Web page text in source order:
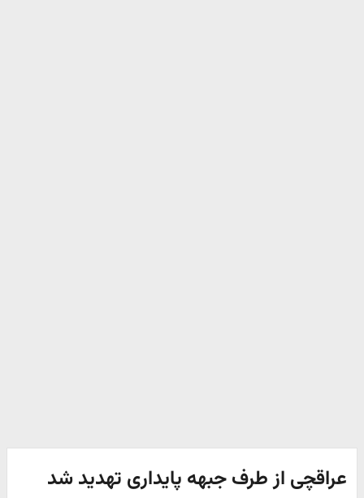
عراقچی از طرف جبهه پایداری تهدید شد